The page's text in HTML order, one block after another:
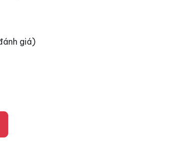
giá)